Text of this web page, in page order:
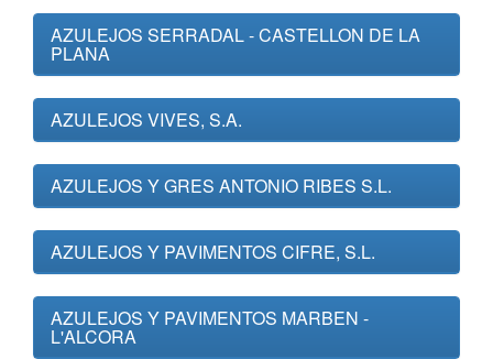
AZULEJOS SERRADAL - CASTELLON DE LA
PLANA
AZULEJOS VIVES, S.A.
AZULEJOS Y GRES ANTONIO RIBES S.L.
AZULEJOS Y PAVIMENTOS CIFRE, S.L.
AZULEJOS Y PAVIMENTOS MARBEN -
L'ALCORA